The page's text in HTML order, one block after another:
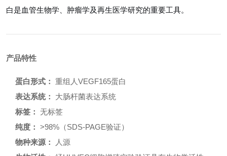
白是血管生物学、肿瘤学及再生医学研究的重要工具。
产品特性
蛋白形式： 重组人VEGF165蛋白
表达系统：
大肠杆菌表达系统
标签： 无标签
纯度： >98%（SDS-PAGE验证）
物种来源：
人源